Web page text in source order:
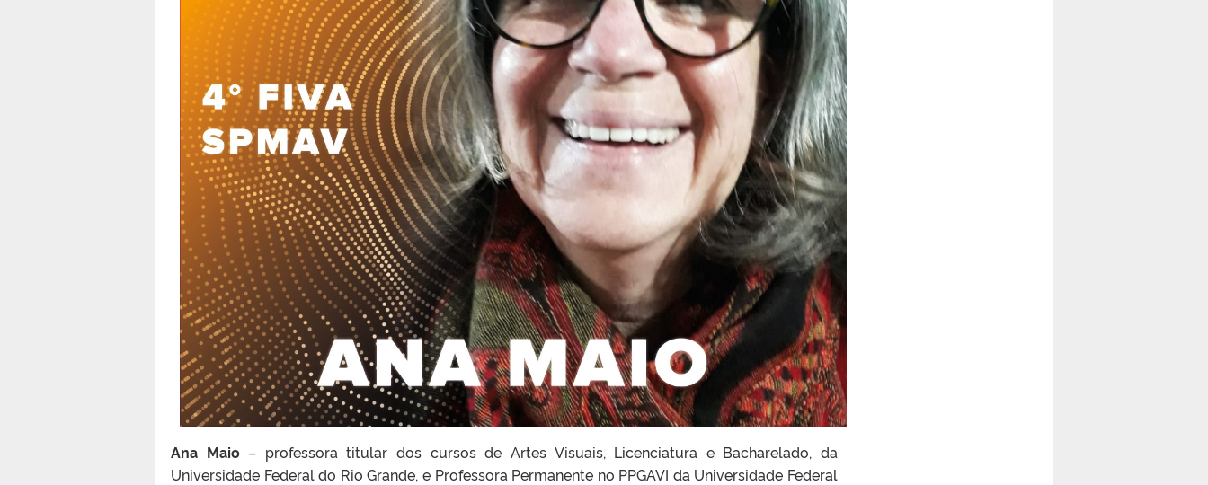
Ana Maio– professora titular dos cursos de Artes Visuais, Licenciatura e Bacharelado, da
Universidade Federal do Rio Grande, e Professora Permanente no PPGAVI da Universidade Federal